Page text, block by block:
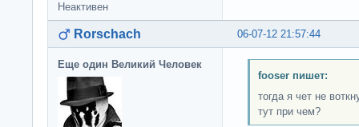
Неактивен
06-07-12 21:57:44
Rorschach
Еще один Великий Человек
fooser пишет:
тогда я чет не
тут при чем?